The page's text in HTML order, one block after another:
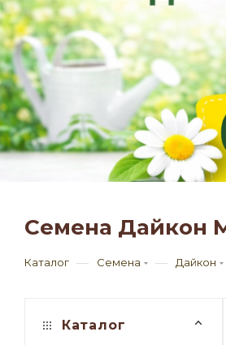
Семена Дайкон
Каталог — Семена — Дайкон
Каталог